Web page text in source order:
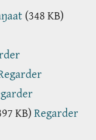
(348 KB)
KB) Regarder